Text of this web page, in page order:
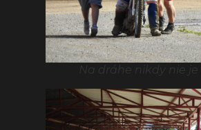
Na dráhe nikdy nie je